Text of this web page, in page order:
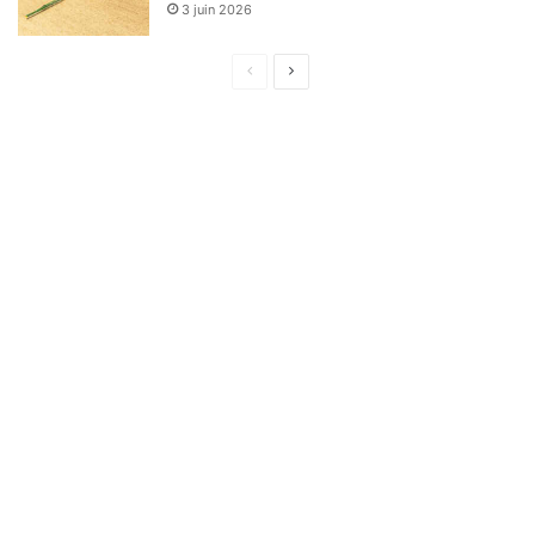
3 juin 2026
Page
Page